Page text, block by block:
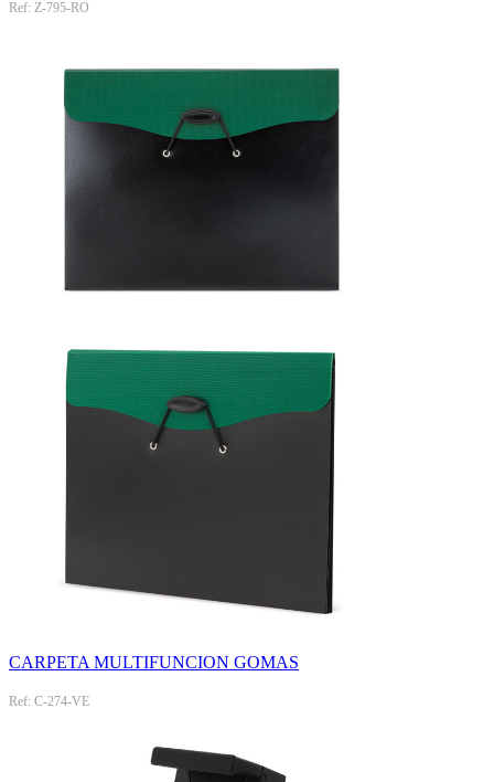
Ref: Z-795-RO
CARPETA MULTIFUNCION GOMAS
Ref: C-274-VE